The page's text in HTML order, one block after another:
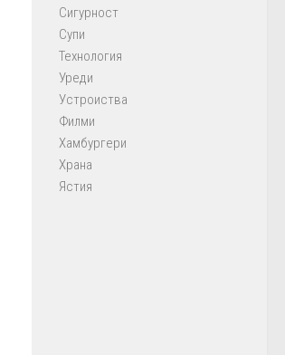
Сигурност
Супи
Технология
Уреди
Устроиства
Филми
Хамбургери
Храна
Ястия